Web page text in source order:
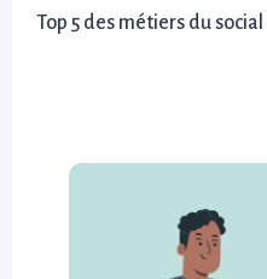
Top 5 des métiers du